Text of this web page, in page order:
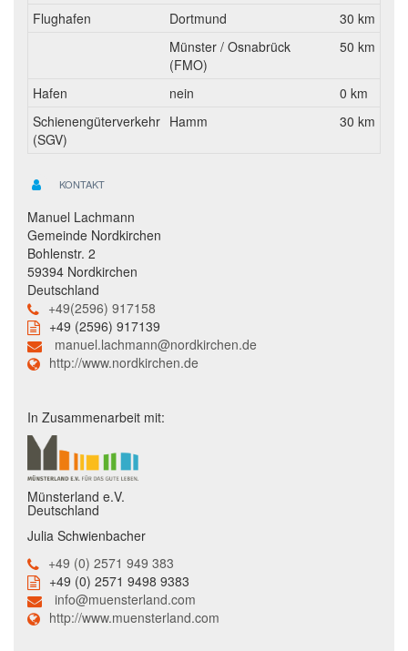
Flughafen
Dortmund
30 km
Münster / Osnabrück
(FMO)
50 km
Hafen nein
0 km
Schienengüterverkehr
(SGV)
Hamm 30 km
KONTAKT
Manuel Lachmann
Gemeinde Nordkirchen
Bohlenstr. 2
59394 Nordkirchen
Deutschland
+49(2596) 917158
+49 (2596) 917139
manuel.lachmann@nordkirchen.de
http://www.nordkirchen.de
In Zusammenarbeit mit:
Münsterland e.V.
Deutschland
Julia Schwienbacher
+49 (0) 2571 949 383
+49 (0) 2571 9498 9383
info@muensterland.com
http://www.muensterland.com